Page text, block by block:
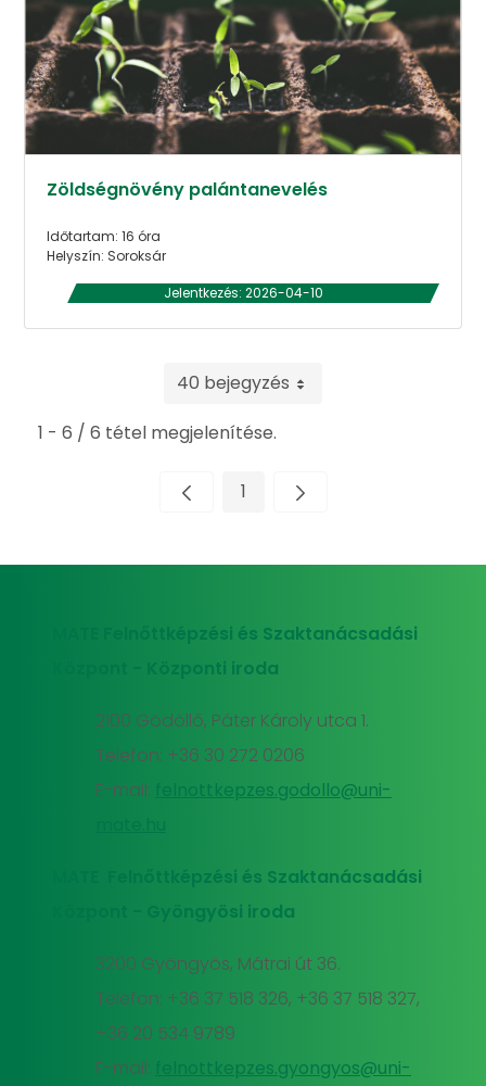
Zöldségnövény palántanevelés
Időtartam: 16 óra
Helyszín: Soroksár
Jelentkezés: 2026-04-10
40 bejegyzés
1 - 6 / 6 tétel megjelenítése.
Oldal
1
MATE Felnőttképzési és Szaktanácsadási
Központ - Központi iroda
2100 Gödöllő, Páter Károly utca 1.
Telefon: +36 30 272 0206
E-mail:
felnottkepzes.godollo@uni-
MATE Felnőttképzési és Szaktanácsadási
Központ - Gyöngyösi iroda
3200 Gyöngyös, Mátrai út 36.
Telefon: +36 37 518 326, +36 37 518 327,
+36 20 534 9789
E-mail:
felnottkepzes.gyongyos@uni-